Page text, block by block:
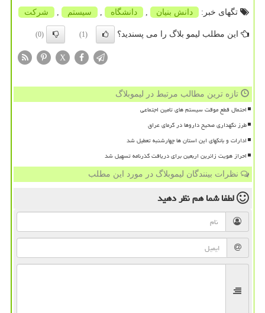
تگهای خبر:
دانش بنیان , دانشگاه , سیستم , شركت
این مطلب لیمو بلاگ را می پسندید؟ (1)
(0)
X
تازه ترین مطالب مرتبط در لیموبلاگ
احتمال قطع موقت سیستم های تامین اجتماعی
طرز نگهداری صحیح داروها در گرمای عراق
ادارات و بانکهای این استان ها چهارشنبه تعطیل شد
احراز هویت زائرین اربعین برای دریافت گذرنامه تسهیل شد
نظرات بینندگان لیموبلاگ در مورد این مطلب
لطفا شما همنظر دهید